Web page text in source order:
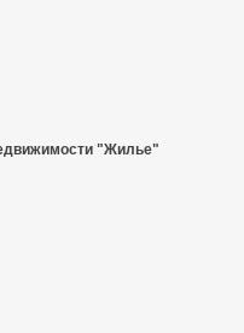
"Жилье"